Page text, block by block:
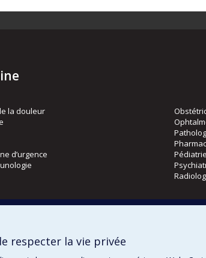
la douleur
d’urgence
Pédiatrie
respecter la vie privée